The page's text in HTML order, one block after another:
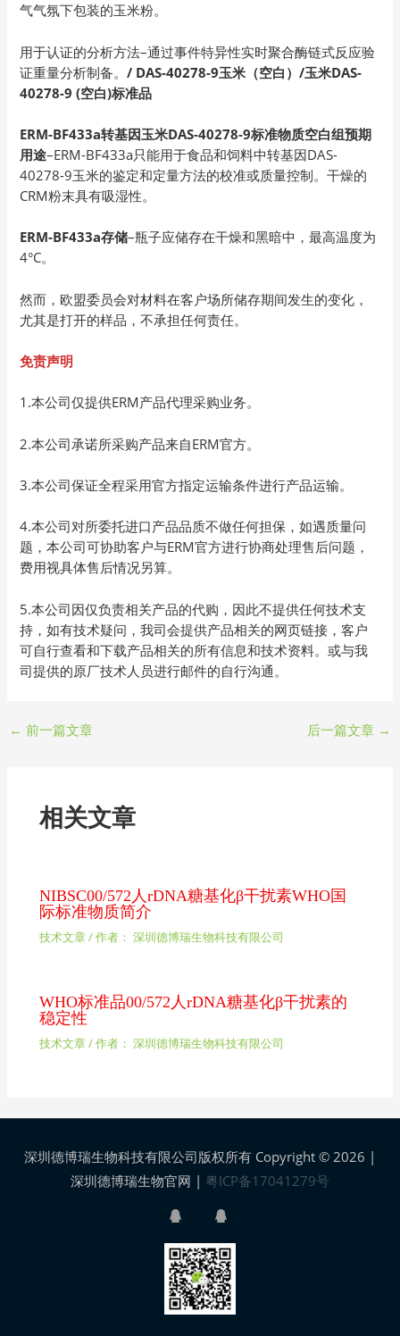
气气氛下包装的玉米粉。
用于认证的分析方法–通过事件特异性实时聚合酶链式反应验
证重量分析制备。/ DAS-40278-9玉米（空白）/玉米DAS-
40278-9 (空白)标准品
ERM-BF433a转基因玉米DAS-40278-9标准物质空白组预期
用途–ERM-BF433a只能用于食品和饲料中转基因DAS-
40278-9玉米的鉴定和定量方法的校准或质量控制。干燥的
CRM粉末具有吸湿性。
ERM-BF433a存储–瓶子应储存在干燥和黑暗中，最高温度为
4°C。
然而，欧盟委员会对材料在客户场所储存期间发生的变化，
尤其是打开的样品，不承担任何责任。
免责声明
1.本公司仅提供ERM产品代理采购业务。
2.本公司承诺所采购产品来自ERM官方。
3.本公司保证全程采用官方指定运输条件进行产品运输。
4.本公司对所委托进口产品品质不做任何担保，如遇质量问
题，本公司可协助客户与ERM官方进行协商处理售后问题，
费用视具体售后情况另算。
5.本公司因仅负责相关产品的代购，因此不提供任何技术支
持，如有技术疑问，我司会提供产品相关的网页链接，客户
可自行查看和下载产品相关的所有信息和技术资料。或与我
司提供的原厂技术人员进行邮件的自行沟通。
← 前一篇文章 后一篇文章 →
相关文章
NIBSC00/572人rDNA糖基化β干扰素WHO国
际标准物质简介
技术文章/ 作者： 深圳德博瑞生物科技有限公司
WHO标准品00/572人rDNA糖基化β干扰素的
稳定性
技术文章/ 作者： 深圳德博瑞生物科技有限公司
深圳德博瑞生物科技有限公司版权所有 Copyright © 2026 |
深圳德博瑞生物官网 | 粤ICP备17041279号